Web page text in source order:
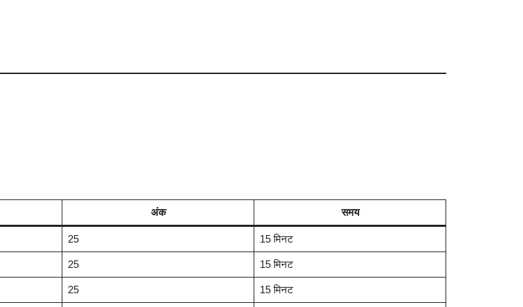
अंक समय
25 15 मिनट
25 15 मिनट
25 15 मिनट